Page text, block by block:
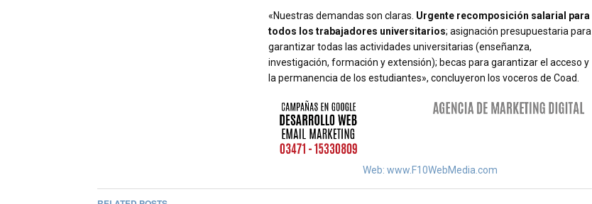
«Nuestras demandas son claras. Urgente recomposición salarial para
todos los trabajadores universitarios; asignación presupuestaria para
garantizar todas las actividades universitarias (enseñanza,
investigación, formación y extensión); becas para garantizar el acceso y
la permanencia de los estudiantes», concluyeron los voceros de Coad.
Web: www.F10WebMedia.com